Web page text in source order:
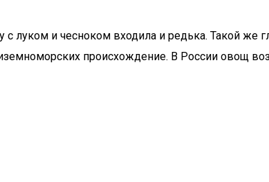
с луком и чесноком входила и редька. Такой же
происхождение. В России овощ